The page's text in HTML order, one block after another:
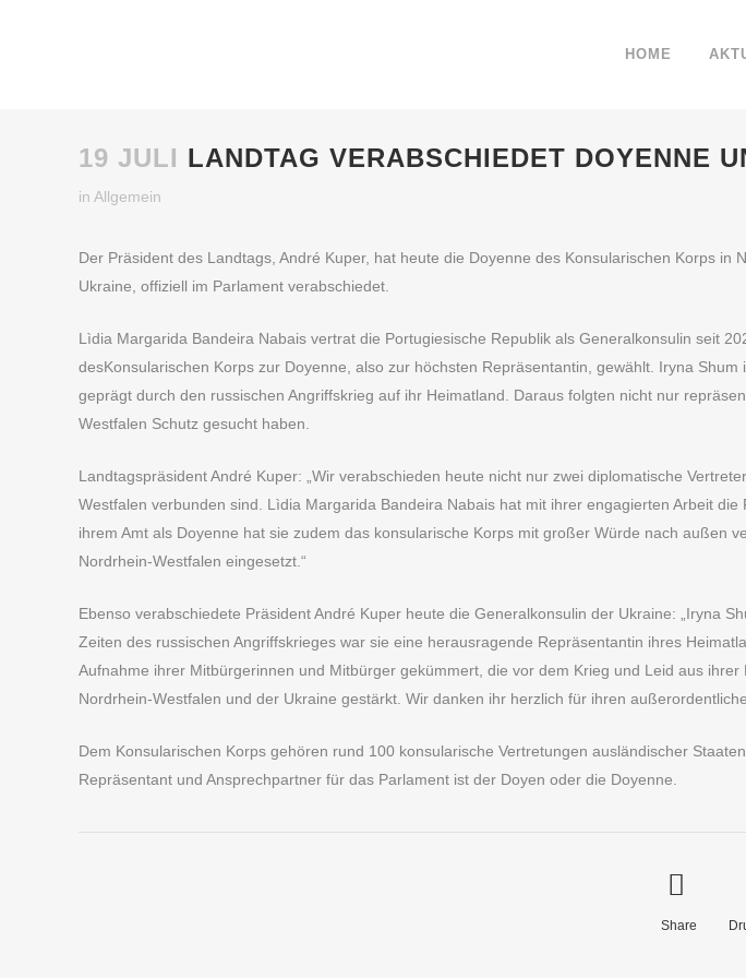
HOME
19 JULI LANDTAG VERABSCHIEDET DOYENNE
in Allgemein
Der Präsident des Landtags, André Kuper, hat heute die Doyenne des Konsularischen Korps
Ukraine, offiziell im Parlament verabschiedet.
Lìdia Margarida Bandeira Nabais vertrat die Portugiesische Republik als Generalkonsulin seit
desKonsularischen Korps zur Doyenne, also zur höchsten Repräsentantin, gewählt. Iryna
geprägt durch den russischen Angriffskrieg auf ihr Heimatland. Daraus folgten nicht nur
Westfalen Schutz gesucht haben.
Landtagspräsident André Kuper: „Wir verabschieden heute nicht nur zwei diplomatische
Westfalen verbunden sind. Lìdia Margarida Bandeira Nabais hat mit ihrer engagierten Arbeit
ihrem Amt als Doyenne hat sie zudem das konsularische Korps mit großer Würde nach außen
Nordrhein-Westfalen eingesetzt.“
Ebenso verabschiedete Präsident André Kuper heute die Generalkonsulin der Ukraine: „Iryna
Zeiten des russischen Angriffskrieges war sie eine herausragende Repräsentantin ihres
Aufnahme ihrer Mitbürgerinnen und Mitbürger gekümmert, die vor dem Krieg und Leid aus
Nordrhein-Westfalen und der Ukraine gestärkt. Wir danken ihr herzlich für ihren
Dem Konsularischen Korps gehören rund 100 konsularische Vertretungen ausländischer
Repräsentant und Ansprechpartner für das Parlament ist der Doyen oder die Doyenne.
Share